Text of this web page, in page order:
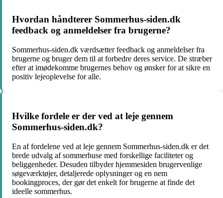
Hvordan håndterer Sommerhus-siden.dk
feedback og anmeldelser fra brugerne?
Sommerhus-siden.dk værdsætter feedback og anmeldelser fra
brugerne og bruger dem til at forbedre deres service. De stræber
efter at imødekomme brugernes behov og ønsker for at sikre en
positiv lejeoplevelse for alle.
Hvilke fordele er der ved at leje gennem
Sommerhus-siden.dk?
En af fordelene ved at leje gennem Sommerhus-siden.dk er det
brede udvalg af sommerhuse med forskellige faciliteter og
beliggenheder. Desuden tilbyder hjemmesiden brugervenlige
søgeværktøjer, detaljerede oplysninger og en nem
bookingproces, der gør det enkelt for brugerne at finde det
ideelle sommerhus.